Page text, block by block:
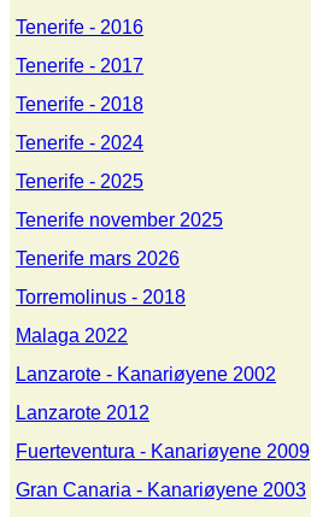
Tenerife - 2016
Tenerife - 2017
Tenerife - 2018
Tenerife - 2024
Tenerife - 2025
Tenerife november 2025
Tenerife mars 2026
Torremolinus - 2018
Malaga 2022
Lanzarote - Kanariøyene 2002
Lanzarote 2012
Fuerteventura - Kanariøyene 2009
Gran Canaria - Kanariøyene 2003